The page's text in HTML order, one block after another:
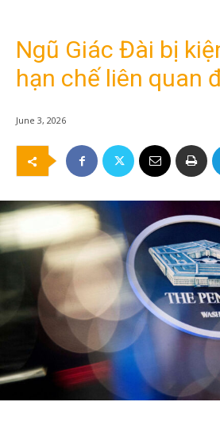
Ngũ Giác Đài bị
hạn chế liên quan
June 3, 2026